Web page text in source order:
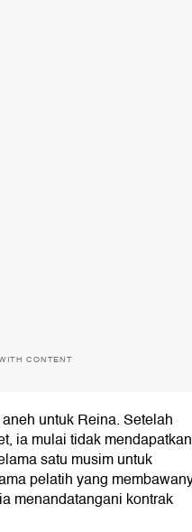
CONTENT
untuk Reina. Setelah
ia mulai tidak mendapatkan
satu musim untuk
pelatih yang
menandatangani kontrak